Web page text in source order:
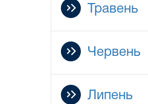
Травень
Червень
Липень